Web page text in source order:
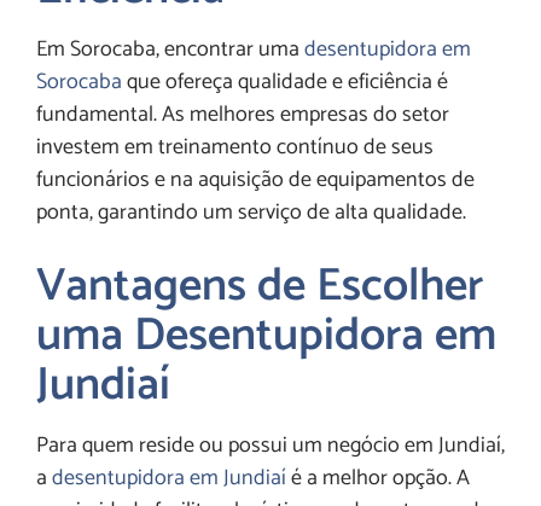
Em Sorocaba, encontrar umadesentupidora em
Sorocabaque ofereça qualidade e eficiência é
fundamental. As melhores empresas do setor
investem em treinamento contínuo de seus
funcionários e na aquisição de equipamentos de
ponta, garantindo um serviço de alta qualidade.
Vantagens de Escolher
uma Desentupidora em
Jundiaí
Para quem reside ou possui um negócio em Jundiaí,
adesentupidora em Jundiaíé a melhor opção. A